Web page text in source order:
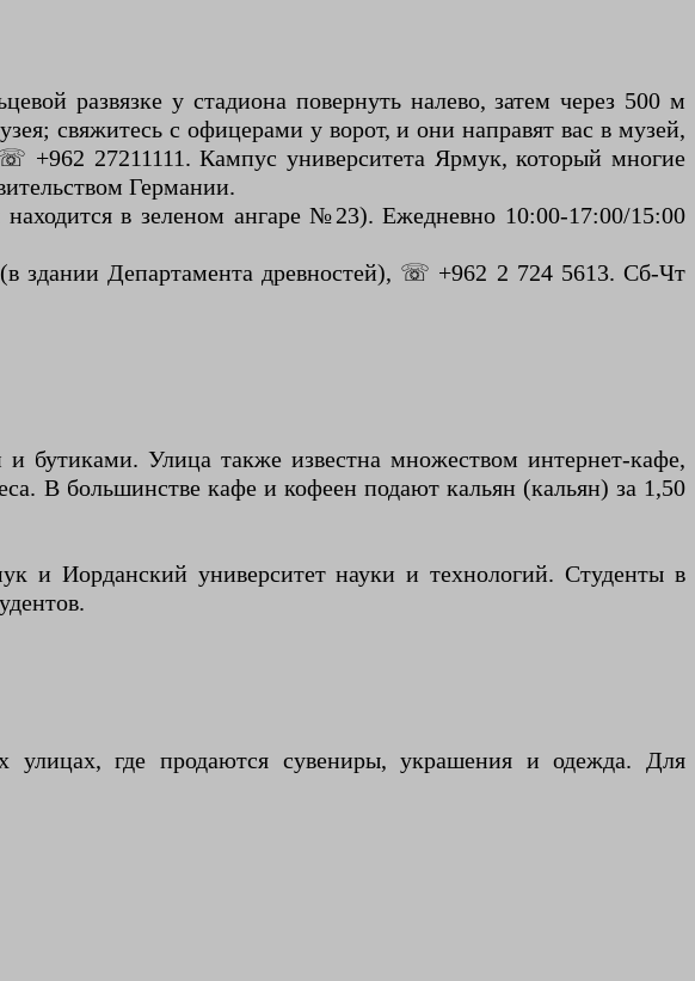
развязке у стадиона повернуть налево, затем через 500 м
свяжитесь с офицерами у ворот, и они направят вас в музей,
+962 27211111. Кампус университета Ярмук, который многие
Германии.
в зеленом ангаре №23). Ежедневно 10:00-17:00/15:00
здании Департамента древностей), ☏ +962 2 724 5613. Сб-Чт
и бутиками. Улица также известна множеством интернет-кафе,
В большинстве кафе и кофеен подают кальян (кальян) за 1,50
и Иорданский университет науки и технологий. Студенты в
улицах, где продаются сувениры, украшения и одежда. Для